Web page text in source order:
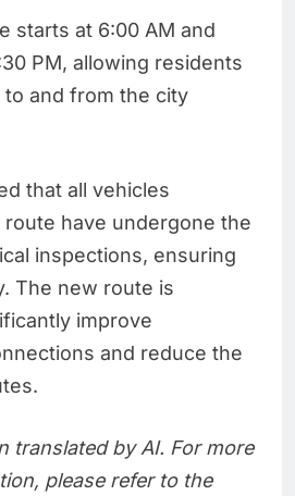
starts at 6:00 AM and
PM, allowing residents
and from the city
that all vehicles
have undergone the
inspections, ensuring
The new route is
improve
and reduce the
translated by AI. For more
please refer to the